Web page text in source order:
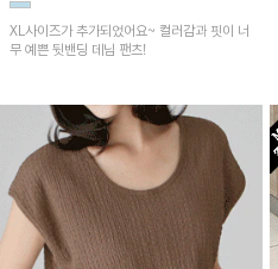
XL사이즈가 추가되었어요~ 컬러감과 핏이 너
무 예쁜 뒷밴딩 데님 팬츠!